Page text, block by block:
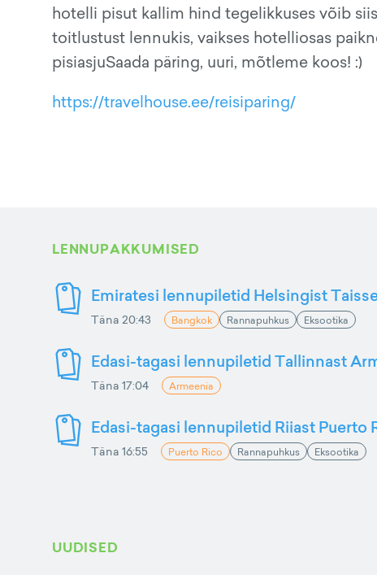
hotelli pisut kallim hind tegelikkuses võib
toitlustust lennukis, vaikses hotelliosas
pisiasjuSaada päring, uuri, mõtleme koos! :)
https://travelhouse.ee/reisiparing/
LENNUPAKKUMISED
Emiratesi lennupiletid Helsingist
Täna 20:43 Bangkok Rannapuhkus Eksootika
Edasi-tagasi lennupiletid Tallinnast
Täna 17:04 Armeenia
Edasi-tagasi lennupiletid Riiast Puerto
Täna 16:55 Puerto Rico Rannapuhkus Eksootika
UUDISED